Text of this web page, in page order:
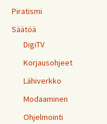
Piratismi
Säätöä
DigiTV
Korjausohjeet
Lähiverkko
Modaaminen
Ohjelmointi